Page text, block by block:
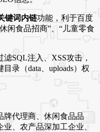
键词内链功能，利于百度
闲食品招商”、“儿童零食
SQL注入、XSS攻击，
录（data、uploads）权
牌代理商、休闲食品品
、农产品深加工企业、